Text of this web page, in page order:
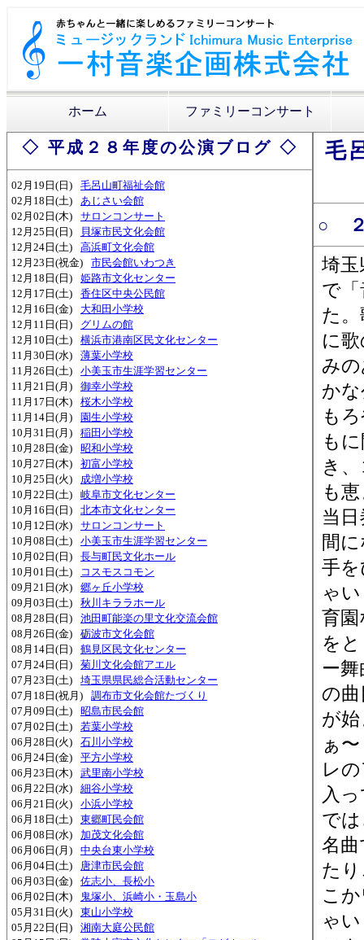
ホーム ファミリーコンサート
◇ 平成２８年度の公演ブログ ◇
02月19日(日)
毛呂山町福祉会館
02月18日(土)
あじさい会館
02月02日(木)
サロンコンサート
12月25日(日)
貝塚市民文化会館
12月24日(土)
高浜町文化会館
12月23日(祝金)
市民会館いわつき
12月18日(日)
姫路市文化センター
12月17日(土)
香住区中央公民館
12月16日(金)
大和田小学校
12月11日(日)
グリムの館
12月10日(土)
横浜市港南区民文化センター
11月30日(水)
薄葉小学校
11月26日(土)
小美玉市生涯学習センター
11月21日(月)
御幸小学校
11月17日(木)
桜木小学校
11月14日(月)
園生小学校
10月31日(月)
稲田小学校
10月28日(金)
昭和小学校
10月27日(木)
初富小学校
10月25日(火)
成増小学校
10月22日(土)
岐阜市文化センター
10月16日(日)
北本市文化センター
10月12日(水)
サロンコンサート
10月08日(土)
小美玉市生涯学習センター
10月02日(日)
長与町民文化ホール
10月01日(土)
コスモスコモン
09月21日(水)
郷ヶ丘小学校
09月03日(土)
秋川キララホール
08月28日(日)
池田町能楽の里文化交流会館
08月26日(金)
砺波市文化会館
08月14日(日)
鶴見区民文化センター
07月24日(日)
菊川文化会館アエル
07月23日(土)
埼玉県県民総合活動センター
07月18日(祝月)
調布市文化会館たづくり
07月09日(土)
昭島市民会館
07月02日(土)
若葉小学校
06月28日(火)
石川小学校
06月24日(金)
平方小学校
06月23日(木)
武里南小学校
06月22日(水)
細谷小学校
06月21日(火)
小浜小学校
06月18日(土)
東郷町民会館
06月08日(水)
加茂文化会館
06月06日(月)
中央台東小学校
06月04日(土)
唐津市民会館
06月03日(金)
佐志小、長松小
06月02日(木)
鬼塚小、浜崎小・玉島小
05月31日(火)
東山小学校
05月22日(日)
湘南大庭公民館
毛
○ ２
埼玉
で
た
に
み
か
も
も
き
も
当
間
手
ゃ
育
を
ー
の
が
ぁ
レ
入
で
名
た
こ
ゃ